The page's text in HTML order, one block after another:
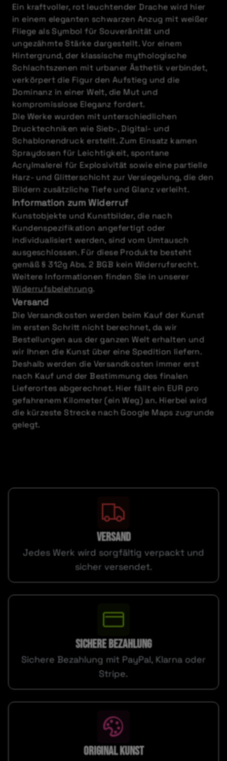
Ein kraftvoller, rot leuchtender Drache wird hier
in einem eleganten schwarzen Anzug mit weißer
Fliege als Symbol für Souveränität und
ungezähmte Stärke dargestellt. Vor einem
Hintergrund, der klassische mythologische
Schlachtszenen mit urbaner Ästhetik verbindet,
verkörpert die Figur den Aufstieg und die
Dominanz in einer Welt, die Mut und
kompromisslose Eleganz fordert.
Die Werke wurden mit unterschiedlichen
Drucktechniken wie Sieb-, Digital- und
Schablonendruck erstellt. Zum Einsatz kamen
Spraydosen für Leichtigkeit, spontane
Acrylmalerei für Explosivität sowie eine partielle
Harz- und Glitterschicht zur Versiegelung, die den
Bildern zusätzliche Tiefe und Glanz verleiht.
Information zum Widerruf
Kunstobjekte und Kunstbilder, die nach
Kundenspezifikation angefertigt oder
individualisiert werden, sind vom Umtausch
ausgeschlossen. Für diese Produkte besteht
gemäß § 312g Abs. 2 BGB kein Widerrufsrecht.
Weitere Informationen finden Sie in unserer
Widerrufsbelehrung.
Versand
Die Versandkosten werden beim Kauf der Kunst
im ersten Schritt nicht berechnet, da wir
Bestellungen aus der ganzen Welt erhalten und
wir Ihnen die Kunst über eine Spedition liefern.
Deshalb werden die Versandkosten immer erst
nach Kauf und der Bestimmung des finalen
Lieferortes abgerechnet. Hier fällt ein EUR pro
gefahrenem Kilometer (ein Weg) an. Hierbei wird
die kürzeste Strecke nach Google Maps zugrunde
gelegt.
VERSAND
Jedes Werk wird sorgfältig verpackt und
sicher versendet.
SICHERE BEZAHLUNG
Sichere Bezahlung mit PayPal, Klarna oder
Stripe.
ORIGINAL KUNST